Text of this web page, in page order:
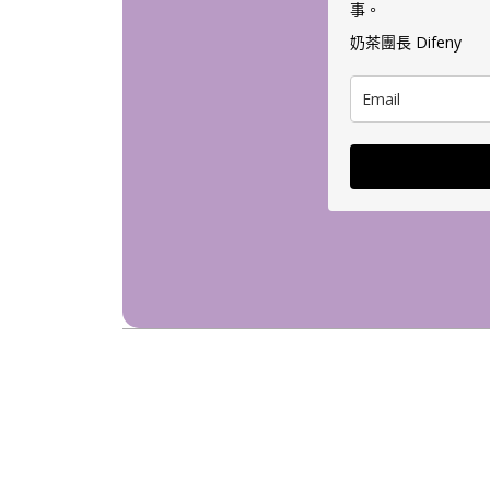
事。
奶茶團長 Difeny